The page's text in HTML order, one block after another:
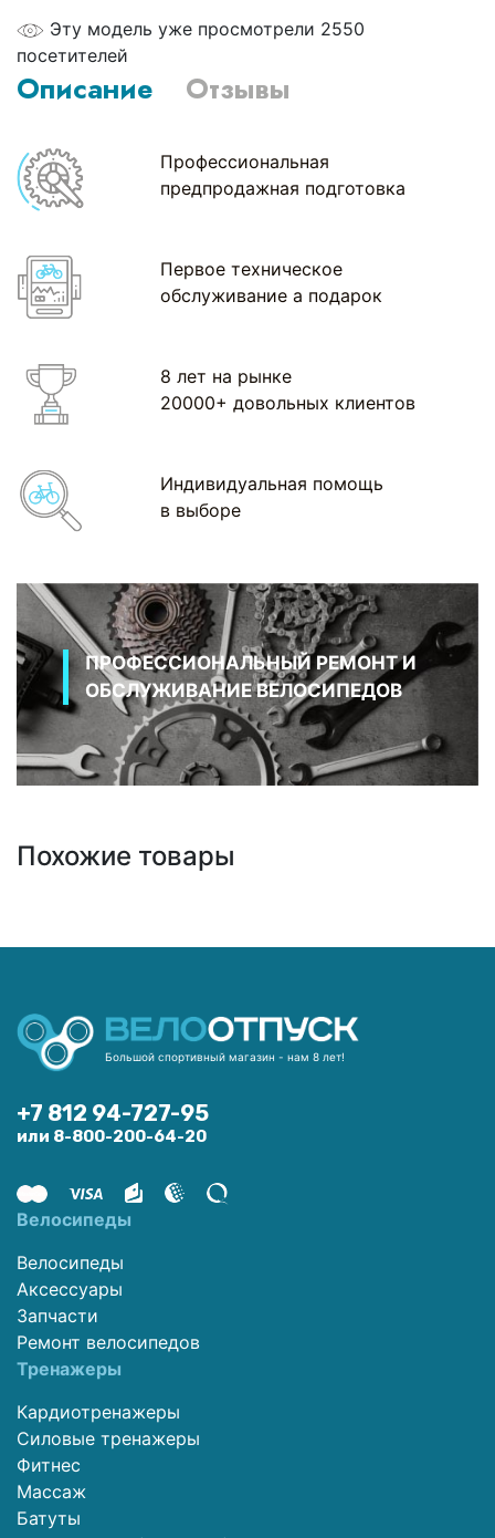
Эту модель уже просмотрели 2550
посетителей
Описание Отзывы
Профессиональная
предпродажная подготовка
Первое техническое
обслуживание а подарок
8 лет на рынке
20000+ довольных клиентов
Индивидуальная помощь
в выборе
ПРОФЕССИОНАЛЬНЫЙ РЕМОНТ И
ОБСЛУЖИВАНИЕ ВЕЛОСИПЕДОВ
Похожие товары
Большой спортивный магазин - нам 8 лет!
+7 812 94-727-95
или 8-800-200-64-20
Велосипеды
Велосипеды
Аксессуары
Запчасти
Ремонт велосипедов
Тренажеры
Кардиотренажеры
Силовые тренажеры
Фитнес
Массаж
Батуты